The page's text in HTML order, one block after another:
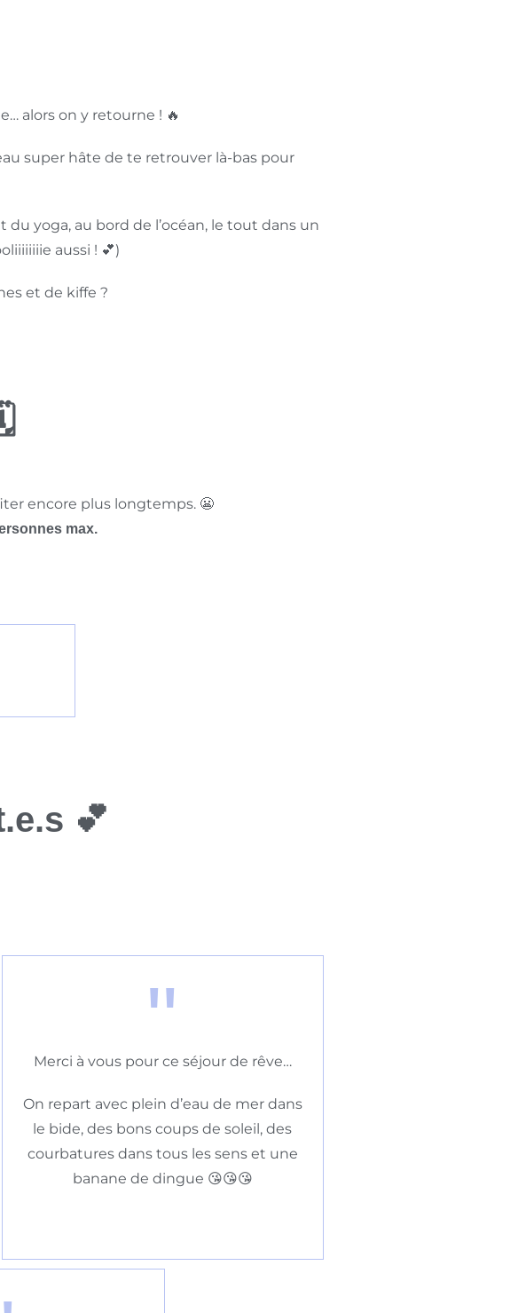
alors on y retourne ! 🔥
super hâte de te retrouver là-bas pour
yoga, au bord de l’océan, le tout dans un
aussi ! 💕)
et de kiffe ?
encore plus longtemps. 😬
max.
💕
"
Merci à vous pour ce séjour de rêve…
On repart avec plein d’eau de mer dans
le bide, des bons coups de soleil, des
courbatures dans tous les sens et une
banane de dingue 😘😘😘